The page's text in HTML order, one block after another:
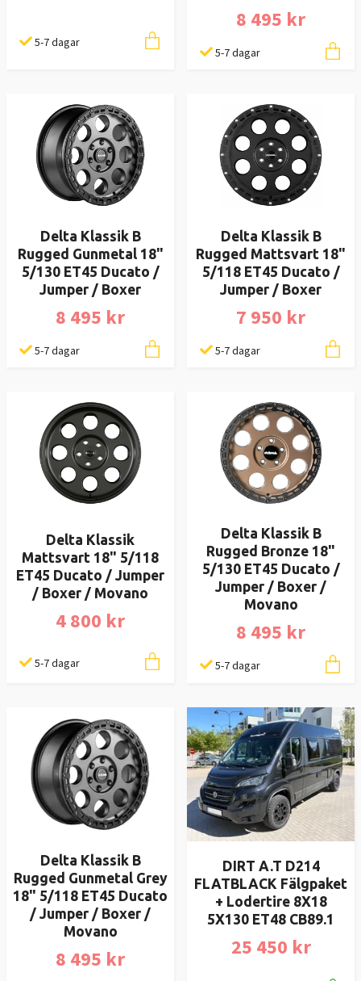
5-7 dagar
8 495 kr
5-7 dagar
Delta Klassik B
Rugged Gunmetal 18"
5/130 ET45 Ducato /
Jumper / Boxer
8 495 kr
5-7 dagar
Delta Klassik B
Rugged Mattsvart 18"
5/118 ET45 Ducato /
Jumper / Boxer
7 950 kr
5-7 dagar
Delta Klassik
Mattsvart 18" 5/118
ET45 Ducato / Jumper
/ Boxer / Movano
4 800 kr
5-7 dagar
Delta Klassik B
Rugged Bronze 18"
5/130 ET45 Ducato /
Jumper / Boxer /
Movano
8 495 kr
5-7 dagar
Delta Klassik B
Rugged Gunmetal Grey
18" 5/118 ET45 Ducato
/ Jumper / Boxer /
Movano
8 495 kr
DIRT A.T D214
FLATBLACK Fälgpaket
+ Lodertire 8X18
5X130 ET48 CB89.1
25 450 kr